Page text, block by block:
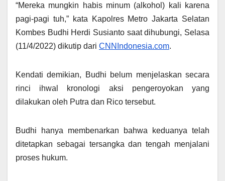
“Mereka mungkin habis minum (alkohol) kali karena
pagi-pagi tuh,” kata Kapolres Metro Jakarta Selatan
Kombes Budhi Herdi Susianto saat dihubungi, Selasa
(11/4/2022) dikutip dari CNNIndonesia.com.
Kendati demikian, Budhi belum menjelaskan secara
rinci ihwal kronologi aksi pengeroyokan yang
dilakukan oleh Putra dan Rico tersebut.
Budhi hanya membenarkan bahwa keduanya telah
ditetapkan sebagai tersangka dan tengah menjalani
proses hukum.